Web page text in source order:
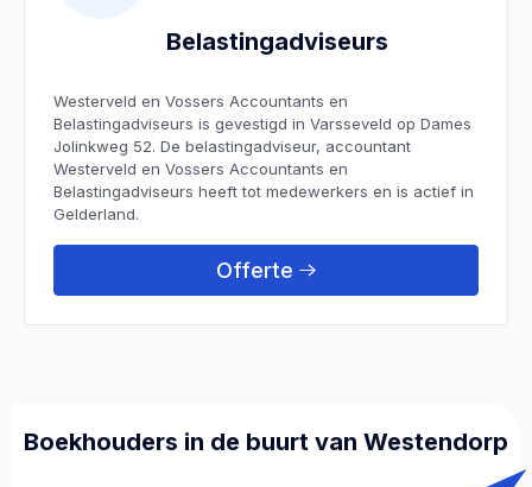
Belastingadviseurs
Westerveld en Vossers Accountants en
Belastingadviseurs is gevestigd in Varsseveld op Dames
Jolinkweg 52. De belastingadviseur, accountant
Westerveld en Vossers Accountants en
Belastingadviseurs heeft tot medewerkers en is actief in
Gelderland.
Offerte
Boekhouders in de buurt van Westendorp